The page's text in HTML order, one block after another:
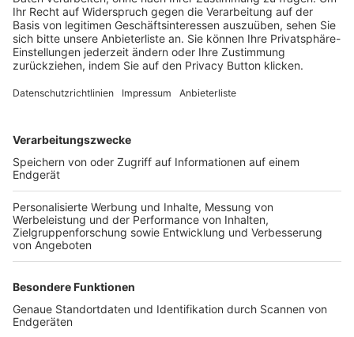
Trainerbörse
Login SpielPlus
FOLGE DEM BFV
TOP-VEREINE
TOP-PARTNER